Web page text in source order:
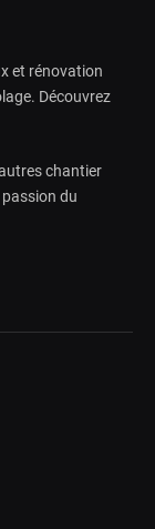
et rénovation
Découvrez
chantier
du